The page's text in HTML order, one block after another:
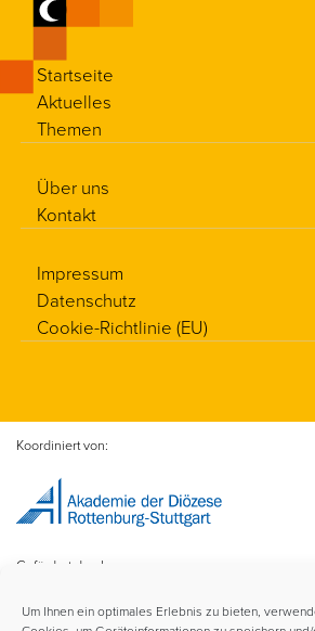
Um Ihnen ein optimales Erlebnis zu bieten,
Startseite
Aktuelles
Themen
Über uns
Kontakt
Impressum
Datenschutz
Cookie-Richtlinie (EU)
Koordiniert von:
Gefördert durch: